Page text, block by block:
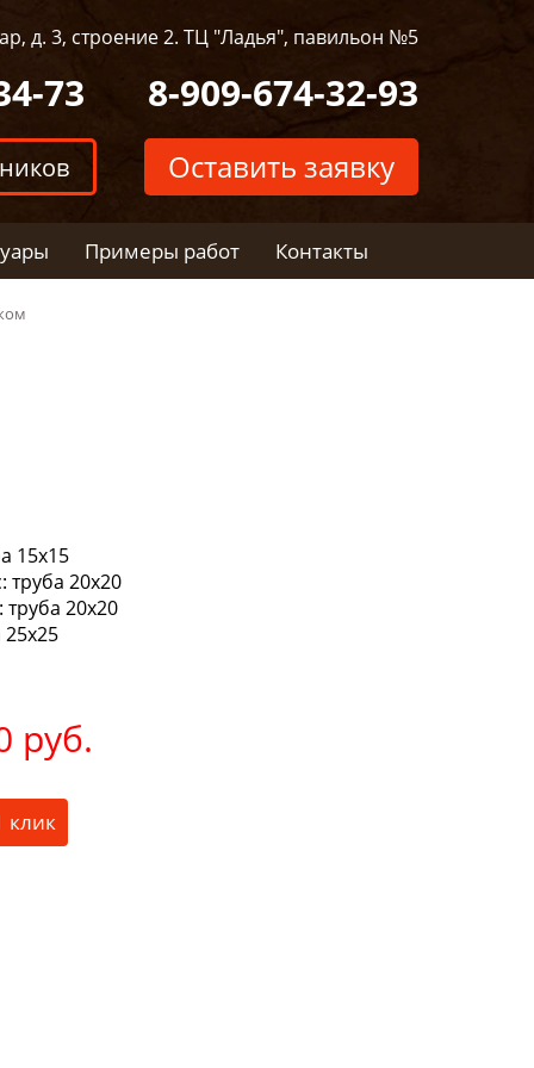
д. 3, строение 2. ТЦ "Ладья", павильон №5
8-909-674-32-93
73
Оставить заявку
Примеры работ Контакты
15х15
труба 20х20
труба 20х20
25х25
руб.
клик